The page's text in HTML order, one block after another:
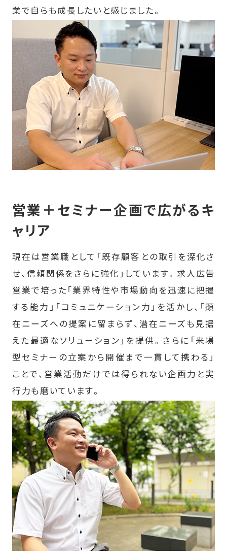
業で自らも成長したいと感じました。
営業＋セミナー企画で広がるキ
ャリア
現在は営業職として「既存顧客との取引を深化さ
せ、信頼関係をさらに強化」しています。求人広告
営業で培った「業界特性や市場動向を迅速に把握
する能力」「コミュニケーション力」を活かし、「顕
在ニーズへの提案に留まらず、潜在ニーズも見据
えた最適なソリューション」を提供。さらに「来場
型セミナーの立案から開催まで一貫して携わる」
ことで、営業活動だけでは得られない企画力と実
行力も磨いています。